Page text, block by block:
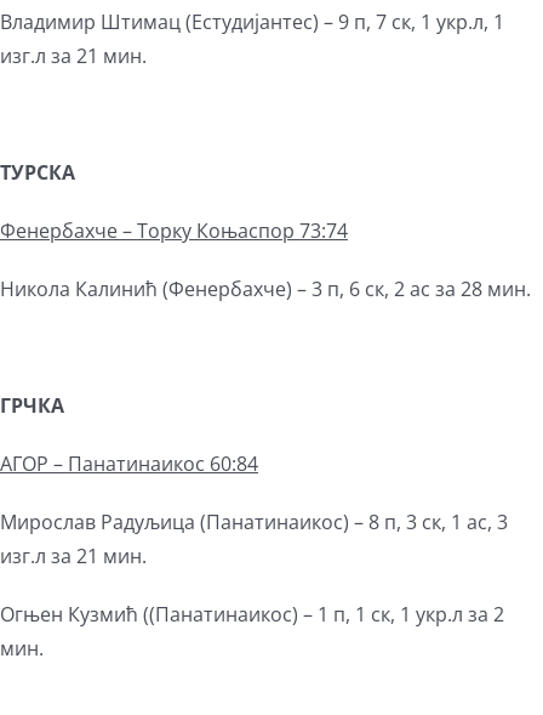
Владимир Штимац (Естудијантес) – 9 п, 7 ск, 1 укр.л, 1
изг.л за 21 мин.
ТУРСКА
Фенербахче – Торку Коњаспор 73:74
Никола Калинић (Фенербахче) – 3 п, 6 ск, 2 ас за 28 мин.
ГРЧКА
АГОР – Панатинаикос 60:84
Мирослав Радуљица (Панатинаикос) – 8 п, 3 ск, 1 ас, 3
изг.л за 21 мин.
Огњен Кузмић ((Панатинаикос) – 1 п, 1 ск, 1 укр.л за 2
мин.